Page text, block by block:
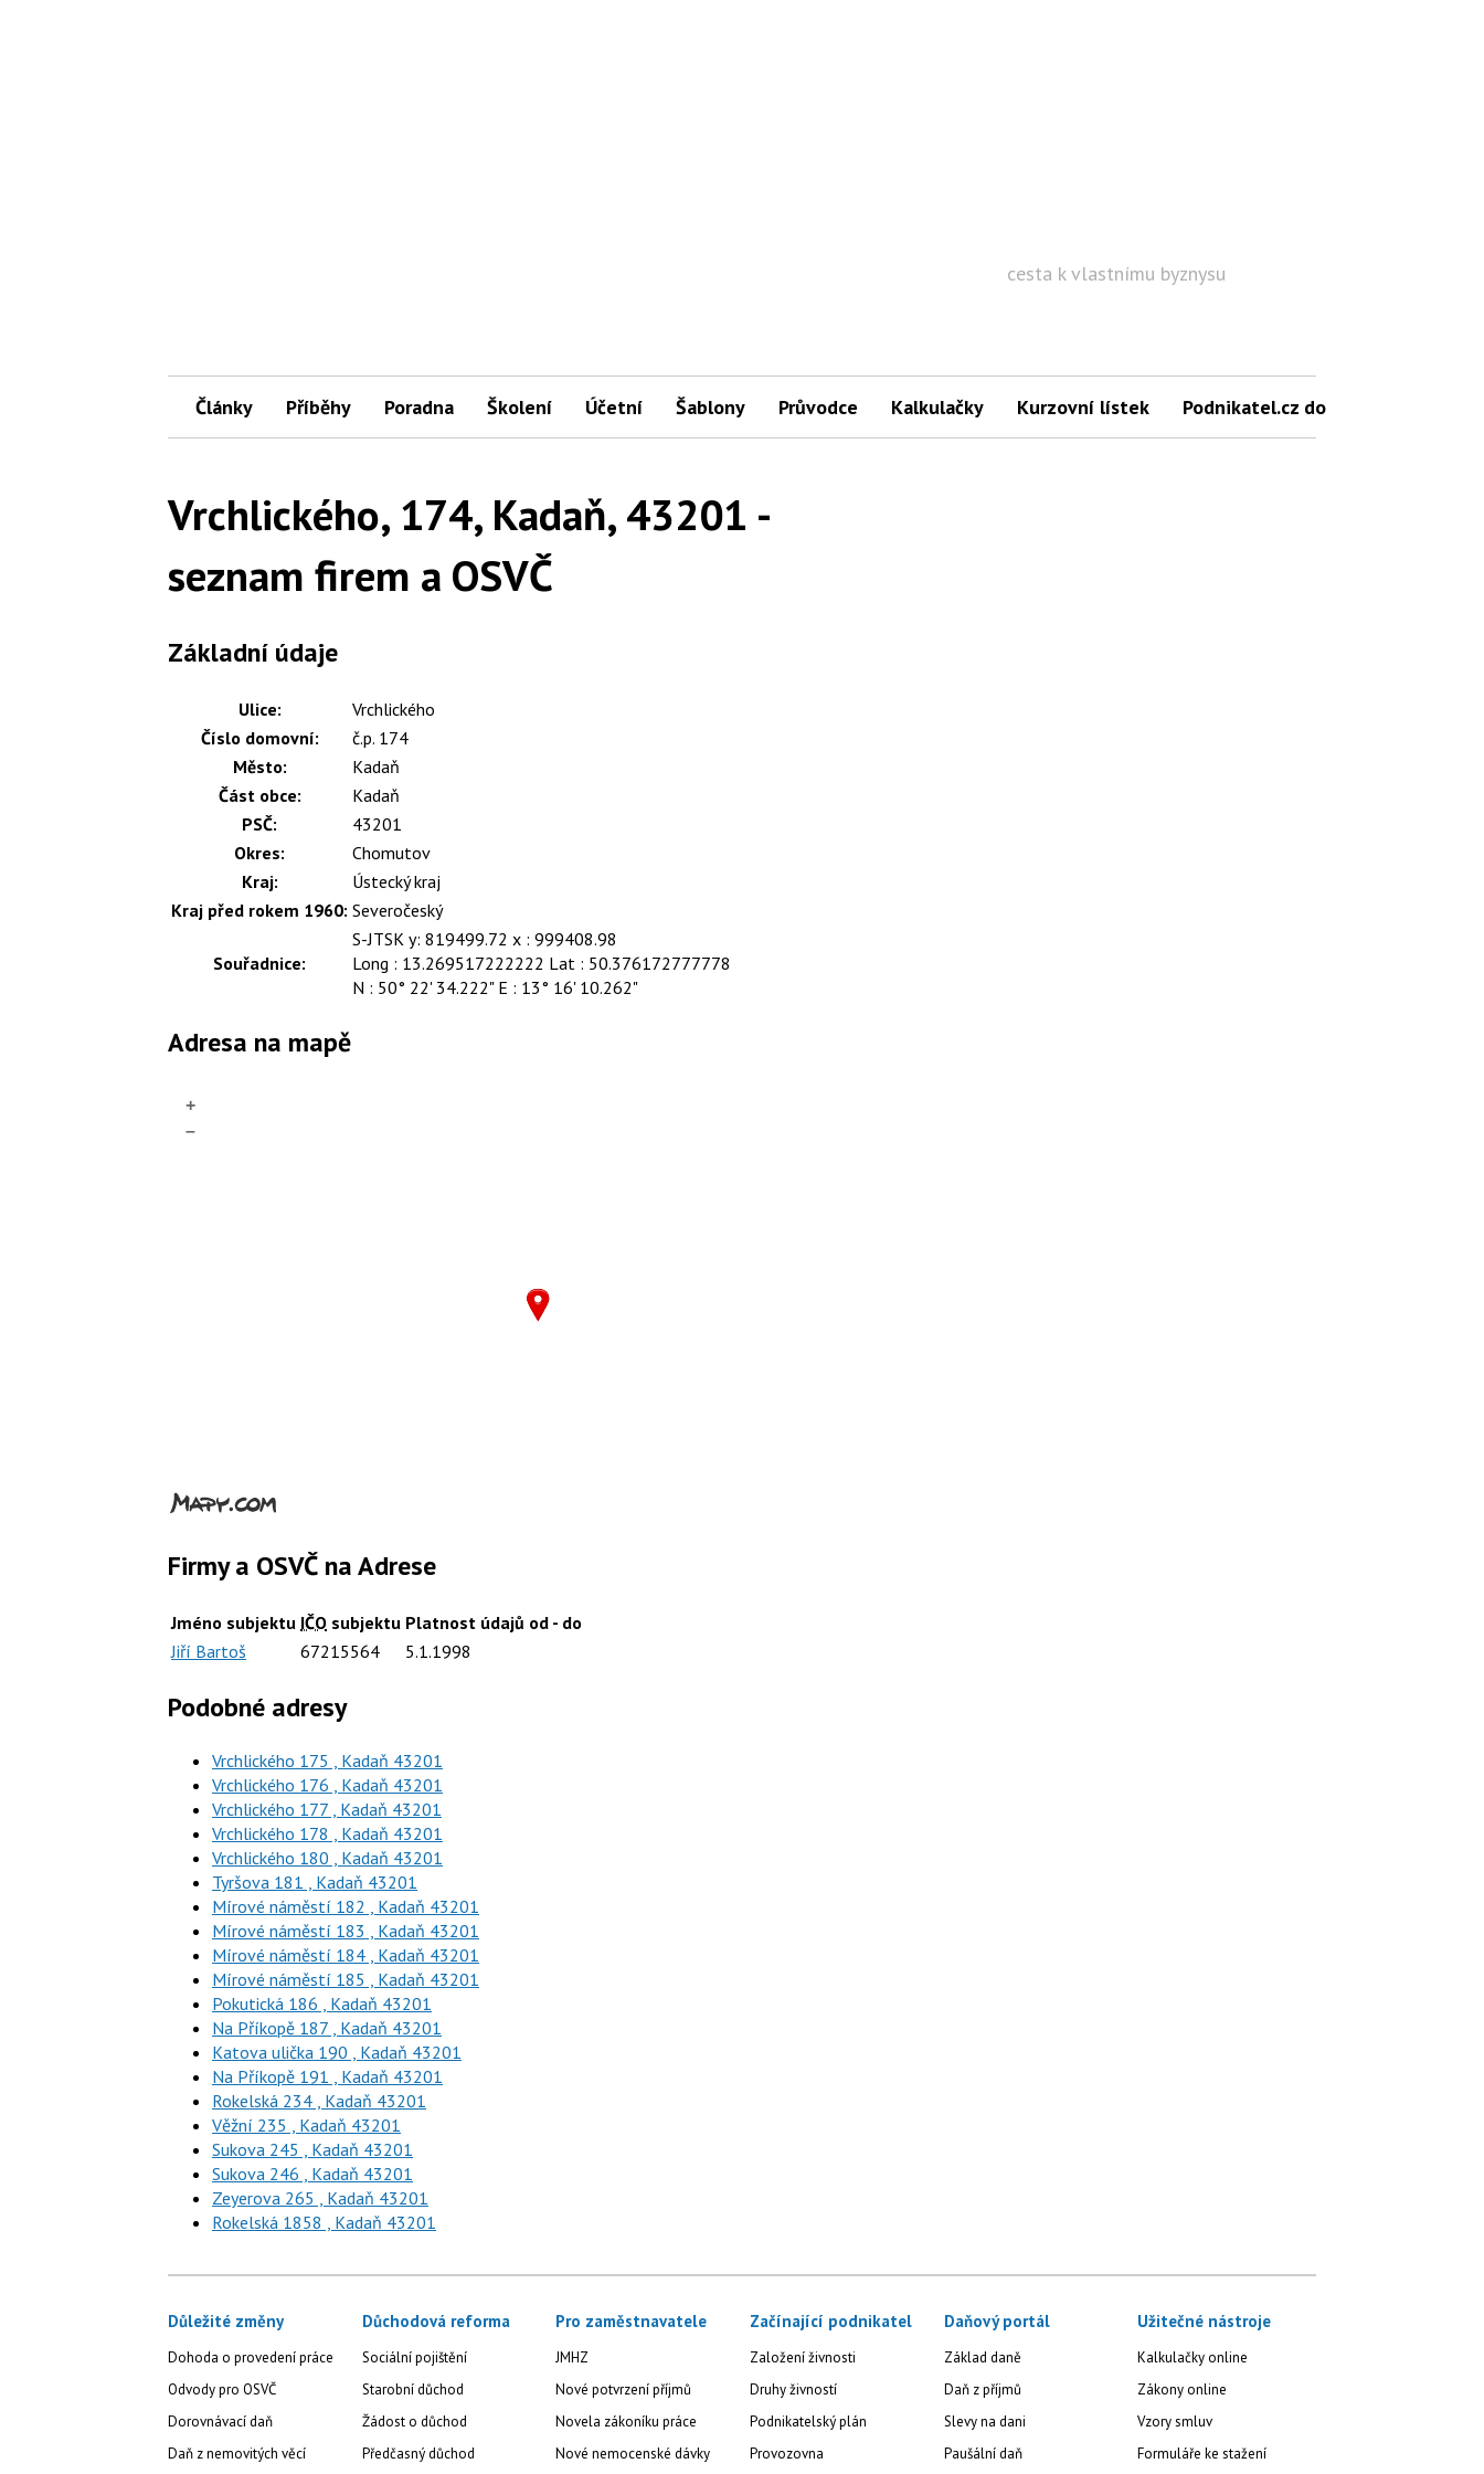
cesta k vlastnímu byznysu
Články Příběhy Poradna Školení Účetní Šablony Průvodce Kalkulačky Kurzovní lístek Podnikatel.cz do mailu
Vrchlického, 174, Kadaň, 43201 -
seznam firem a OSVČ
Základní údaje
Ulice:
Vrchlického
Číslo domovní:
č.p. 174
Město:
Kadaň
Část obce:
Kadaň
PSČ:
43201
Okres:
Chomutov
Kraj:
Ústecký kraj
Kraj před rokem 1960: Severočeský
Souřadnice:
S-JTSK y: 819499.72 x : 999408.98
Long : 13.269517222222 Lat : 50.376172777778
N : 50° 22' 34.222" E : 13° 16' 10.262"
Adresa na mapě
+
–
Firmy a OSVČ na Adrese
Jméno subjektu IČO subjektu Platnost údajů od - do
Jiří Bartoš
67215564 5.1.1998
Podobné adresy
Vrchlického 175 , Kadaň 43201
Vrchlického 176 , Kadaň 43201
Vrchlického 177 , Kadaň 43201
Vrchlického 178 , Kadaň 43201
Vrchlického 180 , Kadaň 43201
Tyršova 181 , Kadaň 43201
Mírové náměstí 182 , Kadaň 43201
Mírové náměstí 183 , Kadaň 43201
Mírové náměstí 184 , Kadaň 43201
Mírové náměstí 185 , Kadaň 43201
Pokutická 186 , Kadaň 43201
Na Příkopě 187 , Kadaň 43201
Katova ulička 190 , Kadaň 43201
Na Příkopě 191 , Kadaň 43201
Rokelská 234 , Kadaň 43201
Věžní 235 , Kadaň 43201
Sukova 245 , Kadaň 43201
Sukova 246 , Kadaň 43201
Zeyerova 265 , Kadaň 43201
Rokelská 1858 , Kadaň 43201
Důležité změny
Dohoda o provedení práce
Odvody pro OSVČ
Dorovnávací daň
Daň z nemovitých věcí
Důchodová reforma
Sociální pojištění
Starobní důchod
Žádost o důchod
Předčasný důchod
Pro zaměstnavatele
JMHZ
Nové potvrzení příjmů
Novela zákoníku práce
Nové nemocenské dávky
Začínající podnikatel
Založení živnosti
Druhy živností
Podnikatelský plán
Provozovna
Daňový portál
Základ daně
Daň z příjmů
Slevy na dani
Paušální daň
Užitečné nástroje
Kalkulačky online
Zákony online
Vzory smluv
Formuláře ke stažení